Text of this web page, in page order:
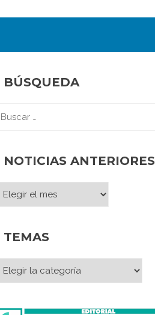
BÚSQUEDA
NOTICIAS ANTERIORES
TEMAS